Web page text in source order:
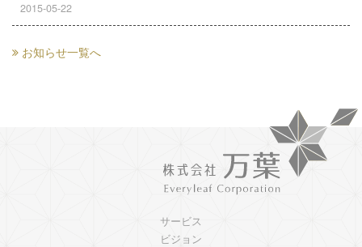
2015-05-22
お知らせ一覧へ
サービス
ビジョン